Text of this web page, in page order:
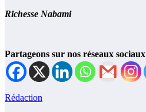
Richesse Nabami
Partageons sur nos réseaux sociaux
Rédaction